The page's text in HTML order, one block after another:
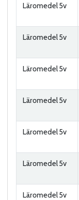
Läromedel 5v
Läromedel 5v
Läromedel 5v
Läromedel 5v
Läromedel 5v
Läromedel 5v
Läromedel 5v